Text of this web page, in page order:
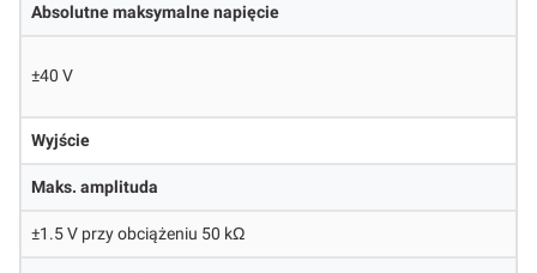
Absolutne maksymalne napięcie
±40 V
Wyjście
Maks. amplituda
±1.5 V przy obciążeniu 50 kΩ